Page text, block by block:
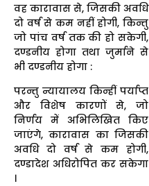
वह कारावास से, जिसकी अवधि
दो वर्ष से कम नहीं होगी, किन्तु
जो पांच वर्ष तक की हो सकेगी,
दण्डनीय होगा तथा जुर्माने से
भी दण्डनीय होगा :
परन्तु न्यायालय किन्हीं पर्याप्त
और विशेष कारणों से, जो
निर्णय में अभिलिखित किए
जाएंगे, कारावास का जिसकी
अवधि दो वर्ष से कम होगी,
दण्डादेश अधिरोपित कर सकेगा
।